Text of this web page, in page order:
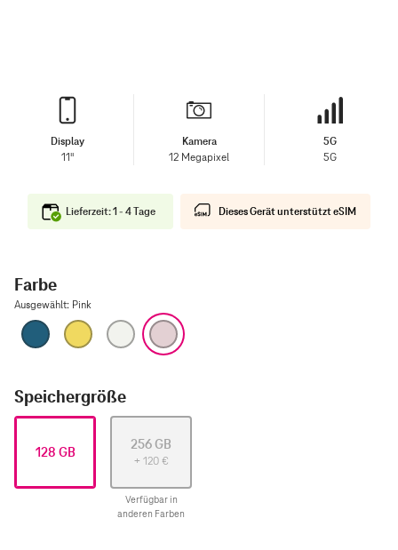
Display
11"
Kamera
12 Megapixel
5G
5G
Lieferzeit: 1 - 4 Tage Dieses Gerät unterstützt eSIM
Farbe
Ausgewählt: Pink
Blau Gelb Silber
Speichergröße
128 GB 256 GB
+ 120 €
Verfügbar in
anderen Farben